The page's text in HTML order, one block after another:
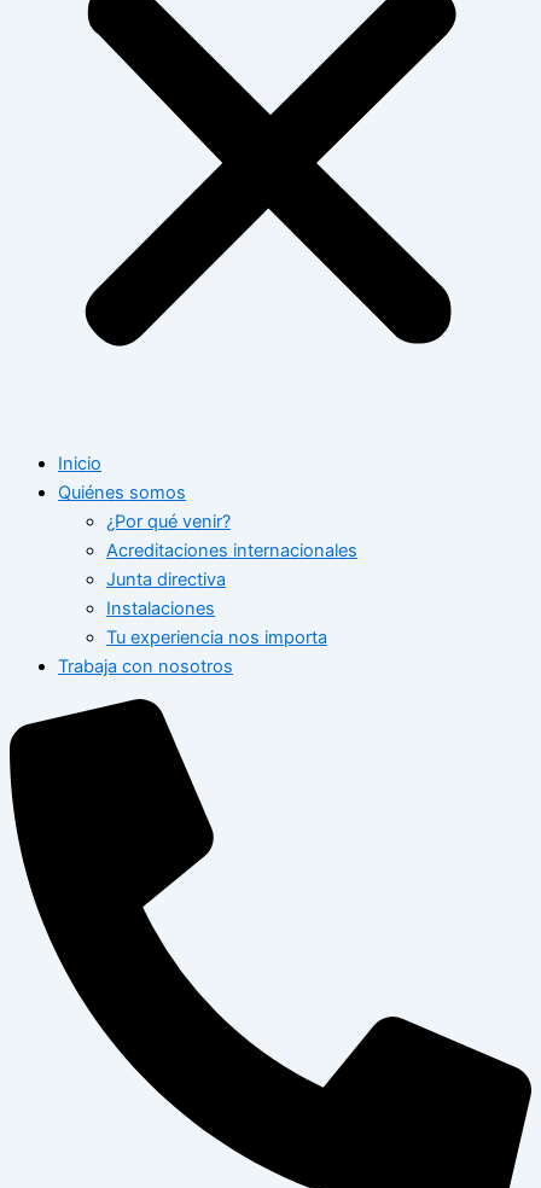
Inicio
Quiénes somos
¿Por qué venir?
Acreditaciones internacionales
Junta directiva
Instalaciones
Tu experiencia nos importa
Trabaja con nosotros